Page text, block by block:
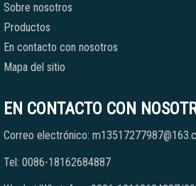
Sobre nosotros
Productos
En contacto con nosotros
Mapa del sitio
EN CONTACTO CON
Correo electrónico:
Tel: 0086-18162684887